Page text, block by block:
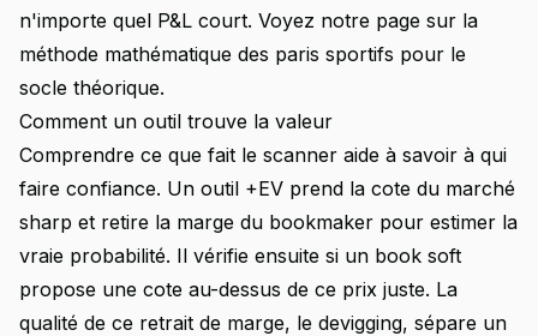
n'importe quel P&L court. Voyez notre page sur la
méthode mathématique des paris sportifs pour le
socle théorique.
Comment un outil trouve la valeur
Comprendre ce que fait le scanner aide à savoir à qui
faire confiance. Un outil +EV prend la cote du marché
sharp et retire la marge du bookmaker pour estimer la
vraie probabilité. Il vérifie ensuite si un book soft
propose une cote au-dessus de ce prix juste. La
qualité de ce retrait de marge, le devigging, sépare un